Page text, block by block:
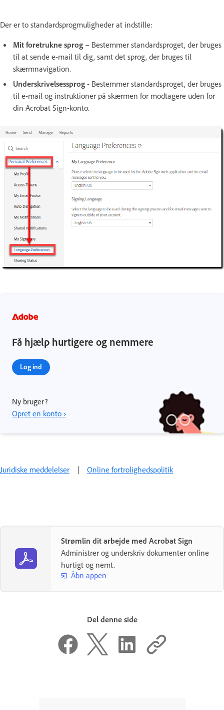
Der er to standardsprogmuligheder at indstille:
Mit foretrukne sprog – Bestemmer standardsproget, der bruges
til at sende e-mail til dig, samt det sprog, der bruges til
skærmnavigation.
Underskrivelsessprog - Bestemmer standardsproget, der bruges
til e-mail og instruktioner på skærmen for modtagere uden for
din Acrobat Sign-konto.
Få hjælp hurtigere og nemmere
Log ind
Ny bruger?
Opret en konto ›
Juridiske meddelelser | Online fortrolighedspolitik
Strømlin dit arbejde med Acrobat Sign
Administrer og underskriv dokumenter online
hurtigt og nemt.
Åbn appen
Del denne side